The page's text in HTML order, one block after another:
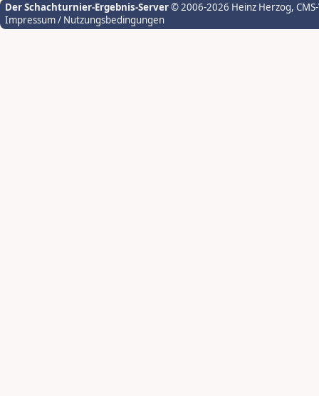
Der Schachturnier-Ergebnis-Server© 2006-2026 Heinz Herzog,
Impressum / Nutzungsbedingungen